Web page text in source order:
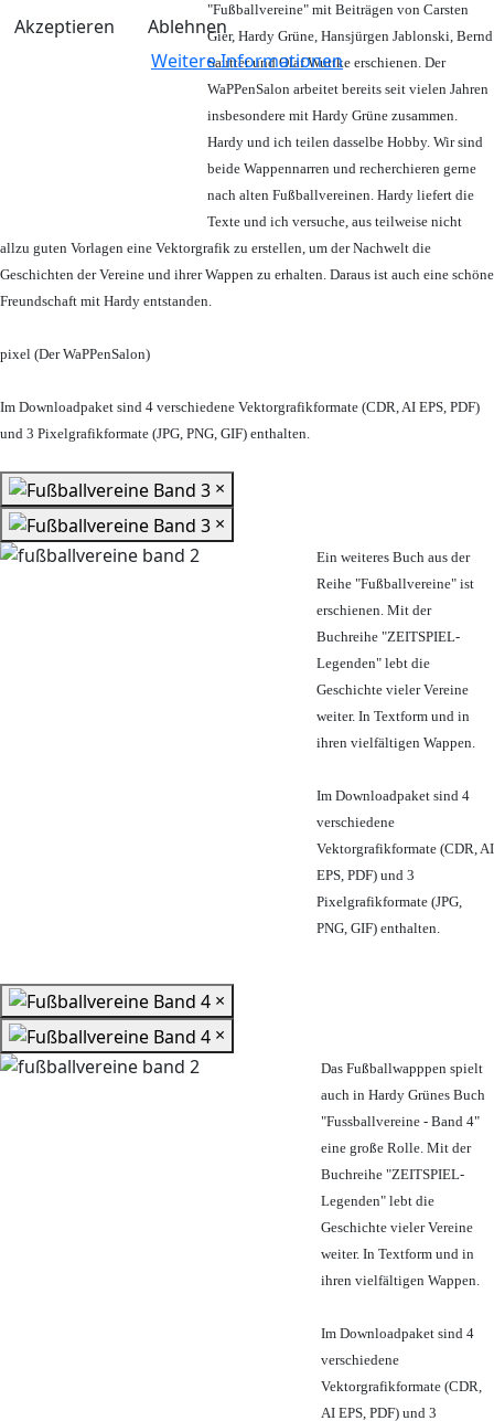
Akzeptieren
Ablehnen
Weitere Informationen
"Fußballvereine" mit Beiträgen von Carsten
Gier, Hardy Grüne, Hansjürgen Jablonski, Bernd
Sautter und Olaf Wuttke erschienen. Der
WaPPenSalon arbeitet bereits seit vielen Jahren
insbesondere mit Hardy Grüne zusammen.
Hardy und ich teilen dasselbe Hobby. Wir sind
beide Wappennarren und recherchieren gerne
nach alten Fußballvereinen. Hardy liefert die
Texte und ich versuche, aus teilweise nicht
allzu guten Vorlagen eine Vektorgrafik zu erstellen, um der Nachwelt die
Geschichten der Vereine und ihrer Wappen zu erhalten. Daraus ist auch eine schöne
Freundschaft mit Hardy entstanden.
pixel (Der WaPPenSalon)
Im Downloadpaket sind 4 verschiedene Vektorgrafikformate (CDR, AI EPS, PDF)
und 3 Pixelgrafikformate (JPG, PNG, GIF) enthalten.
×
×
Ein weiteres Buch aus der
Reihe "Fußballvereine" ist
erschienen. Mit der
Buchreihe "ZEITSPIEL-
Legenden" lebt die
Geschichte vieler Vereine
weiter. In Textform und in
ihren vielfältigen Wappen.
Im Downloadpaket sind 4
verschiedene
Vektorgrafikformate (CDR, AI
EPS, PDF) und 3
Pixelgrafikformate (JPG,
PNG, GIF) enthalten.
×
×
Das Fußballwapppen spielt
auch in Hardy Grünes Buch
"Fussballvereine - Band 4"
eine große Rolle. Mit der
Buchreihe "ZEITSPIEL-
Legenden" lebt die
Geschichte vieler Vereine
weiter. In Textform und in
ihren vielfältigen Wappen.
Im Downloadpaket sind 4
verschiedene
Vektorgrafikformate (CDR,
AI EPS, PDF) und 3